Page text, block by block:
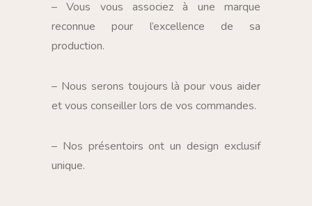
– Vous vous associez à une marque
reconnue pour l’excellence de sa
production.
– Nous serons toujours là pour vous aider
et vous conseiller lors de vos commandes.
– Nos présentoirs ont un design exclusif
unique.